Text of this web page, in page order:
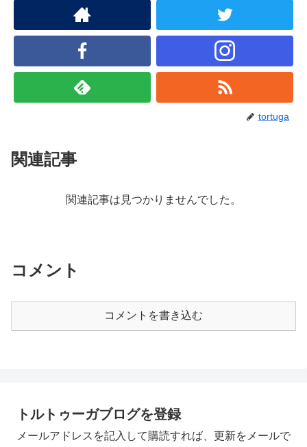
tortuga
関連記事
関連記事は見つかりませんでした。
コメント
コメントを書き込む
トルトゥーガブログを登録
メールアドレスを記入して購読すれば、更新をメールで